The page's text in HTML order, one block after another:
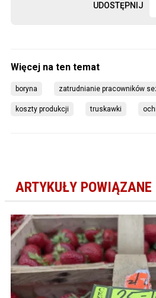
UDOSTĘPNIJ
boryna zatrudnianie pracowników
koszty produkcji truskawki
ARTYKUŁY POWIĄZANE